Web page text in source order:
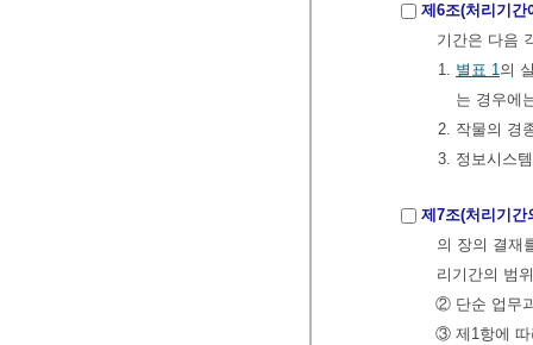
제6조(처리기간
기간은 다음
1. 별표 1의
는 경우에
2. 작물의 경
3. 정보시스
제7조(처리기간
의 장의 결재
리기간의 범
② 단순 업무
③ 제1항에 따